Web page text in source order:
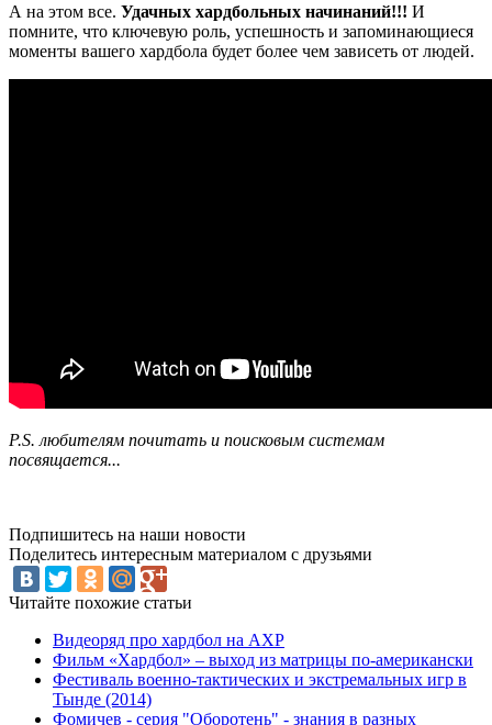
А на этом все. Удачных хардбольных начинаний!!! И
помните, что ключевую роль, успешность и запоминающиеся
моменты вашего хардбола будет более чем зависеть от людей.
P.S. любителям почитать и поисковым системам
посвящается...
Подпишитесь на наши новости
Поделитесь интересным материалом с друзьями
Читайте похожие статьи
Видеоряд про хардбол на АХР
Фильм «Хардбол» – выход из матрицы по-американски
Фестиваль военно-тактических и экстремальных игр в
Тынде (2014)
Фомичев - серия "Оборотень" - знания в разных